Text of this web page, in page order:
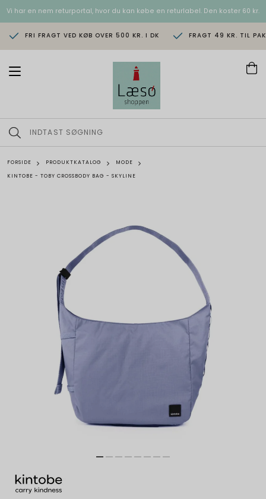
Vi har en nem returportal, hvor du kan købe en returlabel. Den koster 60 kr.
FRI FRAGT VED KØB OVER 500 KR. I DK FRAGT 49 KR. TIL
T
n
a
i
g
FORSIDE PRODUKTKATALOG
MODE
KINTOBE - TOBY CROSSBODY BAG - SKYLINE